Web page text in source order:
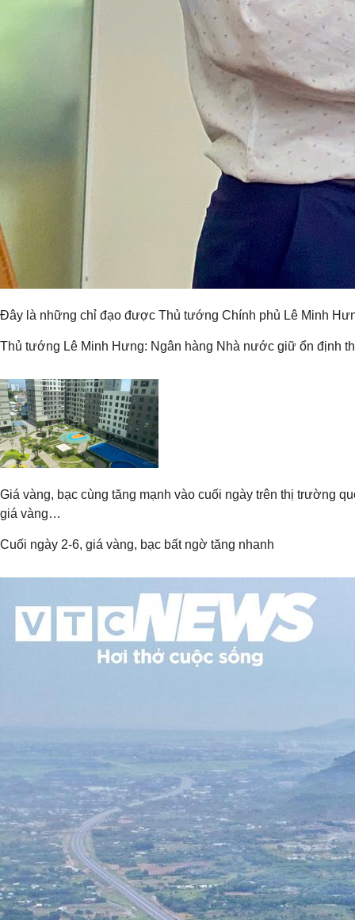
Đây là những chỉ đạo được Thủ tướng Chính phủ Lê Minh
Thủ tướng Lê Minh Hưng: Ngân hàng Nhà nước giữ ổn định
Giá vàng, bạc cùng tăng mạnh vào cuối ngày trên thị trường
giá vàng…
Cuối ngày 2-6, giá vàng, bạc bất ngờ tăng nhanh